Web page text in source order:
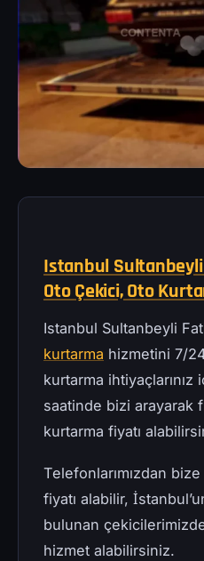
Istanbul
Oto Çekici, Oto
Istanbul Sultanbeyli
kurtarma hizmetini 7/
kurtarma
saatinde bizi arayarak
kurtarma fiyatı
Telefonlarımızdan bize
fiyatı alabilir,
bulunan
hizmet alabilirsiniz.